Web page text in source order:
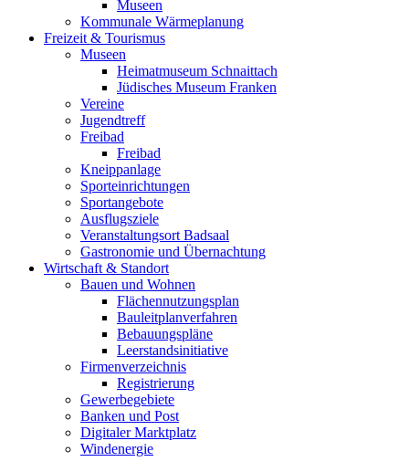
Museen
Kommunale Wärmeplanung
Freizeit & Tourismus
Museen
Heimatmuseum Schnaittach
Jüdisches Museum Franken
Vereine
Jugendtreff
Freibad
Freibad
Kneippanlage
Sporteinrichtungen
Sportangebote
Ausflugsziele
Veranstaltungsort Badsaal
Gastronomie und Übernachtung
Wirtschaft & Standort
Bauen und Wohnen
Flächennutzungsplan
Bauleitplanverfahren
Bebauungspläne
Leerstandsinitiative
Firmenverzeichnis
Registrierung
Gewerbegebiete
Banken und Post
Digitaler Marktplatz
Windenergie